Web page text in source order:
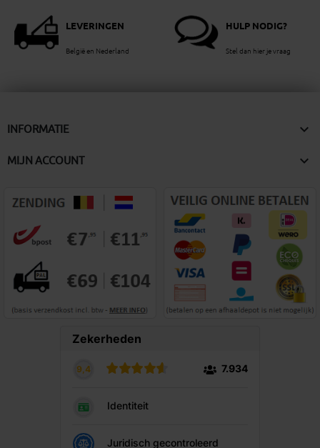
LEVERINGEN
België en Nederland
HULP NODIG?
Stel dan hier je vraag
INFORMATIE 
MIJN ACCOUNT 